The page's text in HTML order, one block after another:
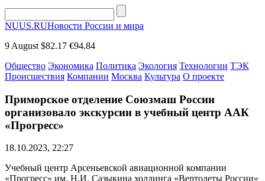
NUUS.RUНовости России и мира
9 August $82.17 €94.84
Общество Экономика Политика Экология Технологии ТЭК
Происшествия Компании Москва Культура О проекте
Приморское отделение Союзмаш России
организовало экскурсии в учебный центр ААК
«Прогресс»
18.10.2023, 22:27
Учебный центр Арсеньевской авиационной компании
«Прогресс» им. Н.И. Сазыкина холдинга «Вертолеты России»